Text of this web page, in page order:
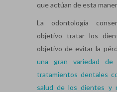
que actúan de esta
La odontología
objetivo tratar los
objetivo de evitar la
una gran variedad
tratamientos dentales
salud de los dientes y